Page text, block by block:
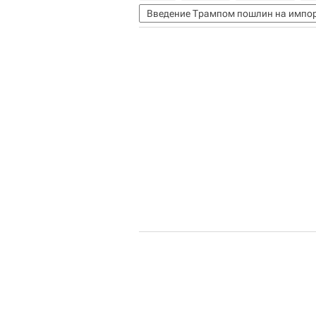
Введение Трампом пошлин на